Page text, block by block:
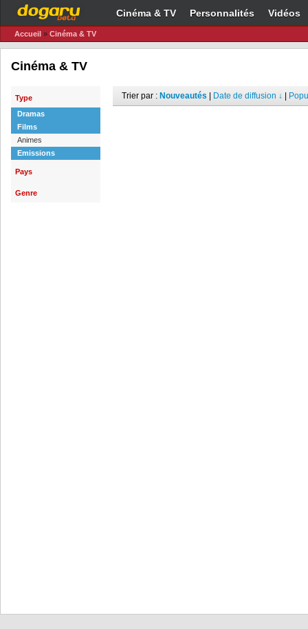
Cinéma & TV Personnalités Vidéos
Accueil » Cinéma & TV
Cinéma & TV
Type
Dramas
Films
Animes
Emissions
Pays
Genre
Trier par : Nouveautés Date de diffusion ↓